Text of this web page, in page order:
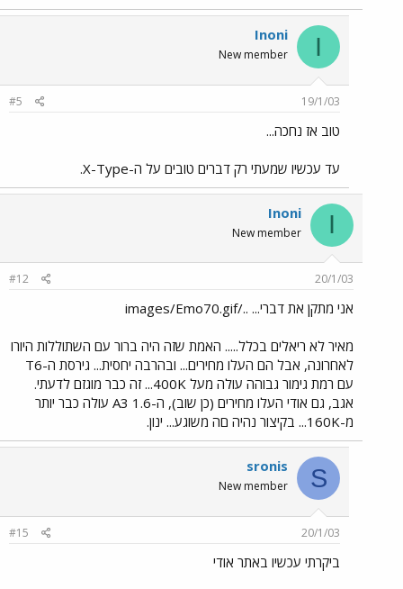
I
Inoni
New member
19/1/03
#5
טוב אז נחכה...
עד עכשיו שמעתי רק דברים טובים על ה-X-Type.
I
Inoni
New member
20/1/03
#12
אני מתקן את דברי... ../images/Emo70.gif
מאיר לא ריאלים בכלל..... האמת שזה היה ברור עם השתוללות היורו
לאחרונה, אבל הם העלו מחירים... ובהרבה יחסית... גירסת ה-T6
עם רמת גימור גבוהה עולה מעל 400K... זה כבר מוגזם לדעתי.
אגב, גם אודי העלו מחירים (כן שוב), ה-A3 1.6 עולה כבר יותר
מ-160K... בקיצור נהיה םה משוגע... ינון.
S
sronis
New member
20/1/03
#15
ביקרתי עכשיו באתר אודי